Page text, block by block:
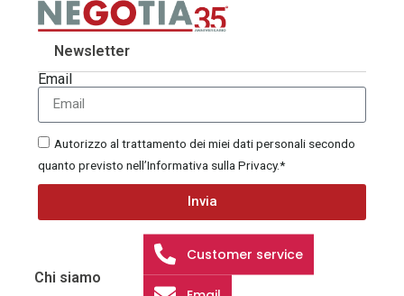
Customer service
Newsletter
Email
Autorizzo al trattamento dei miei dati personali secondo
quanto previsto nell’Informativa sulla Privacy.*
Invia
Chi siamo